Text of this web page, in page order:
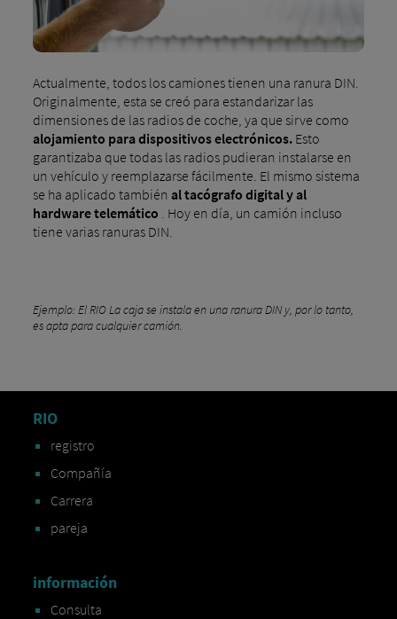
Actualmente, todos los camiones tienen una ranura DIN.
Originalmente, esta se creó para estandarizar las
dimensiones de las radios de coche, ya que sirve como
alojamiento para dispositivos electrónicos.Esto
garantizaba que todas las radios pudieran instalarse en
un vehículo y reemplazarse fácilmente. El mismo sistema
se ha aplicado también al tacógrafo digital y al
hardware telemático . Hoy en día, un camión incluso
tiene varias ranuras DIN.
Ejemplo: El RIO La caja se instala en una ranura DIN y, por lo tanto,
es apta para cualquier camión.
RIO
registro
Compañía
Carrera
pareja
información
Consulta